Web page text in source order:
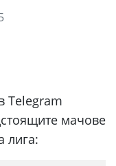
Telegram
мачове
лига: